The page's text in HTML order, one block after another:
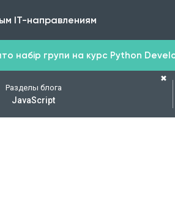
IT-направлениям
набір групи на курс Python
Разделы блога
JavaScript
✖